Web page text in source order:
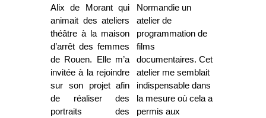
Alix de Morant qui
animait des ateliers
théâtre à la maison
d’arrêt des femmes
de Rouen. Elle m’a
invitée à la rejoindre
sur son projet afin
de réaliser des
portraits des
Normandie un
atelier de
programmation de
films
documentaires. Cet
atelier me semblait
indispensable dans
la mesure où cela a
permis aux